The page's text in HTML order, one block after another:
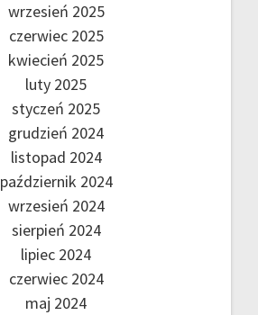
wrzesień 2025
czerwiec 2025
kwiecień 2025
luty 2025
styczeń 2025
grudzień 2024
listopad 2024
październik 2024
wrzesień 2024
sierpień 2024
lipiec 2024
czerwiec 2024
maj 2024